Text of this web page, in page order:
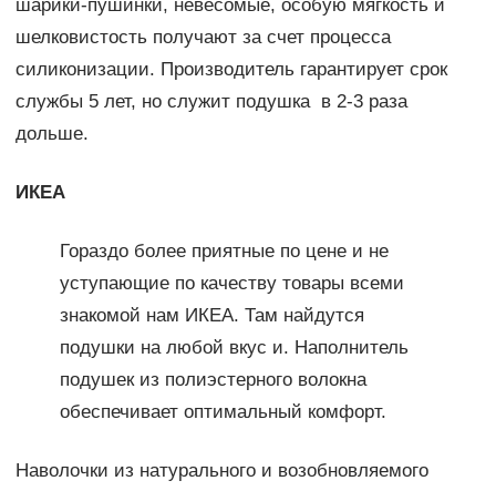
шарики-пушинки, невесомые, особую мягкость и
шелковистость получают за счет процесса
силиконизации. Производитель гарантирует срок
службы 5 лет, но служит подушка в 2-3 раза
дольше.
ИКЕА
Гораздо более приятные по цене и не
уступающие по качеству товары всеми
знакомой нам ИКЕА. Там найдутся
подушки на любой вкус и. Наполнитель
подушек из полиэстерного волокна
обеспечивает оптимальный комфорт.
Наволочки из натурального и возобновляемого